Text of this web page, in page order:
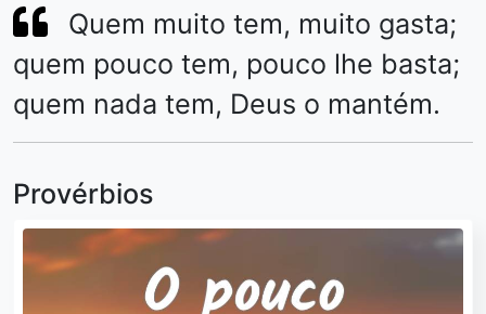
Quem muito tem, muito gasta;
quem pouco tem, pouco lhe basta;
quem nada tem, Deus o mantém.
Provérbios